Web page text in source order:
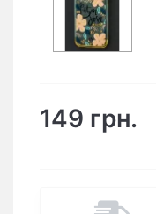
149 грн.